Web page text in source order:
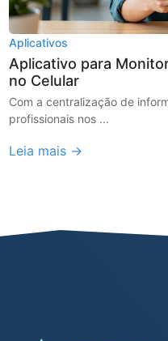
Aplicativos
Aplicativo para
no Celular
Com a centralização de
profissionais nos ...
Leia mais →